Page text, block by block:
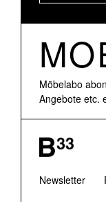
Möbelabo
Angebote etc.
Newsletter